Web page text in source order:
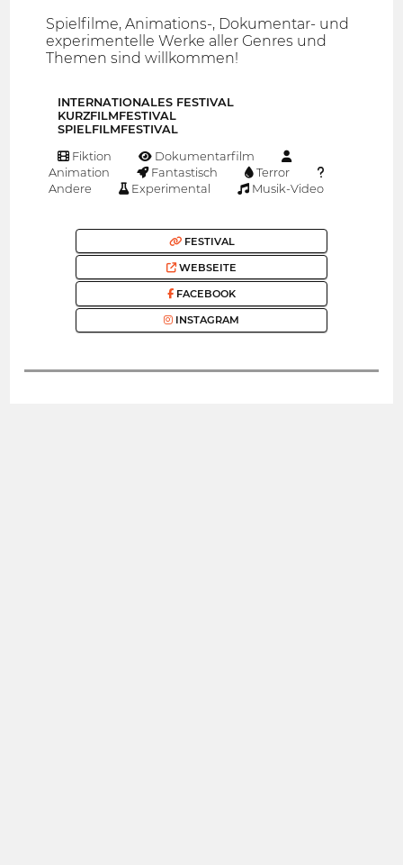
Spielfilme, Animations-, Dokumentar- und
experimentelle Werke aller Genres und
Themen sind willkommen!
INTERNATIONALES FESTIVAL
KURZFILMFESTIVAL
SPIELFILMFESTIVAL
Fiktion
Dokumentarfilm
Animation
Fantastisch
Terror
Andere
Experimental Musik-Video
FESTIVAL
WEBSEITE
FACEBOOK
INSTAGRAM